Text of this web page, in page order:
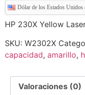
Dólar de los Estados Unidos
HP 230X Yellow
SKU: W2302X
capacidad, amarillo,
Valoraciones (0)